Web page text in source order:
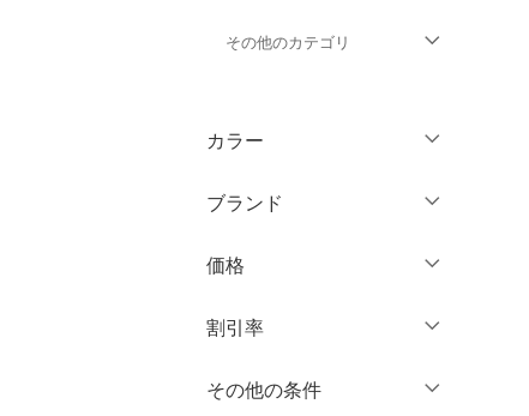
その他のカテゴリ
ジャケット・アウター
パンツ
オールインワン・オーバ
シューズ・靴
カラー
クリア
ブランド
価格
絞り込み
割引率
％OFF～ ％OFF
その他の条件